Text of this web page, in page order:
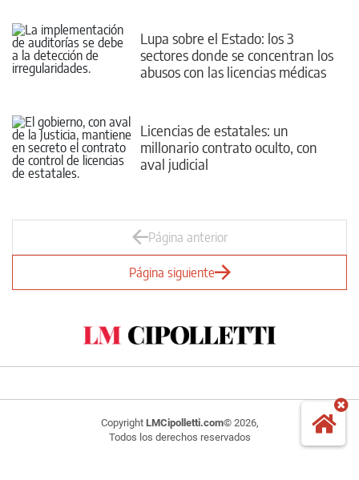
Lupa sobre el Estado: los 3
sectores donde se concentran los
abusos con las licencias médicas
Licencias de estatales: un
millonario contrato oculto, con
aval judicial
Página anterior
Página siguiente
Copyright LMCipolletti.com© 2026,
Todos los derechos reservados